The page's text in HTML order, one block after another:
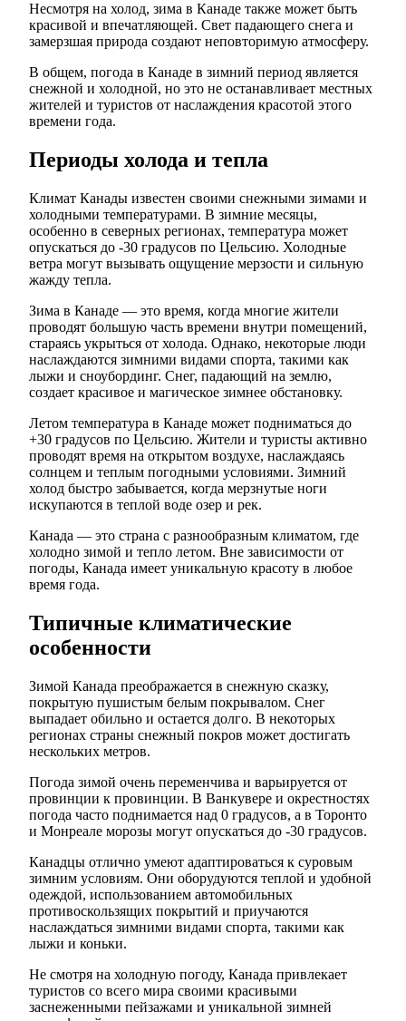
Несмотря на холод, зима в Канаде также может быть
красивой и впечатляющей. Свет падающего снега и
замерзшая природа создают неповторимую атмосферу.
В общем, погода в Канаде в зимний период является
снежной и холодной, но это не останавливает местных
жителей и туристов от наслаждения красотой этого
времени года.
Периоды холода и тепла
Климат Канады известен своими снежными зимами и
холодными температурами. В зимние месяцы,
особенно в северных регионах, температура может
опускаться до -30 градусов по Цельсию. Холодные
ветра могут вызывать ощущение мерзости и сильную
жажду тепла.
Зима в Канаде — это время, когда многие жители
проводят большую часть времени внутри помещений,
стараясь укрыться от холода. Однако, некоторые люди
наслаждаются зимними видами спорта, такими как
лыжи и сноубординг. Снег, падающий на землю,
создает красивое и магическое зимнее обстановку.
Летом температура в Канаде может подниматься до
+30 градусов по Цельсию. Жители и туристы активно
проводят время на открытом воздухе, наслаждаясь
солнцем и теплым погодными условиями. Зимний
холод быстро забывается, когда мерзнутые ноги
искупаются в теплой воде озер и рек.
Канада — это страна с разнообразным климатом, где
холодно зимой и тепло летом. Вне зависимости от
погоды, Канада имеет уникальную красоту в любое
время года.
Типичные климатические
особенности
Зимой Канада преображается в снежную сказку,
покрытую пушистым белым покрывалом. Снег
выпадает обильно и остается долго. В некоторых
регионах страны снежный покров может достигать
нескольких метров.
Погода зимой очень переменчива и варьируется от
провинции к провинции. В Ванкувере и окрестностях
погода часто поднимается над 0 градусов, а в Торонто
и Монреале морозы могут опускаться до -30 градусов.
Канадцы отлично умеют адаптироваться к суровым
зимним условиям. Они оборудуются теплой и удобной
одеждой, использованием автомобильных
противоскользящих покрытий и приучаются
наслаждаться зимними видами спорта, такими как
лыжи и коньки.
Не смотря на холодную погоду, Канада привлекает
туристов со всего мира своими красивыми
заснеженными пейзажами и уникальной зимней